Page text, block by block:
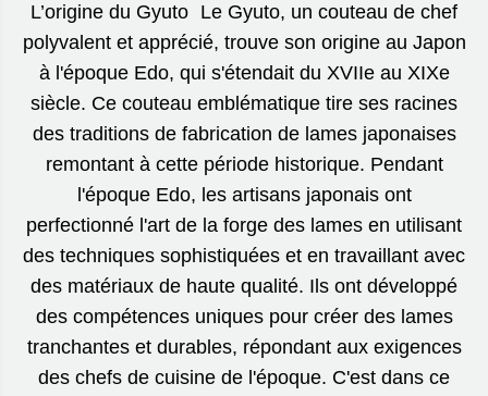
L’origine du Gyuto Le Gyuto, un couteau de chef
polyvalent et apprécié, trouve son origine au Japon
à l'époque Edo, qui s'étendait du XVIIe au XIXe
siècle. Ce couteau emblématique tire ses racines
des traditions de fabrication de lames japonaises
remontant à cette période historique. Pendant
l'époque Edo, les artisans japonais ont
perfectionné l'art de la forge des lames en utilisant
des techniques sophistiquées et en travaillant avec
des matériaux de haute qualité. Ils ont développé
des compétences uniques pour créer des lames
tranchantes et durables, répondant aux exigences
des chefs de cuisine de l'époque. C'est dans ce